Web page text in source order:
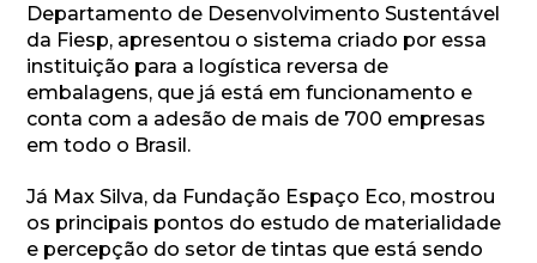
Departamento de Desenvolvimento Sustentável
da Fiesp, apresentou o sistema criado por essa
instituição para a logística reversa de
embalagens, que já está em funcionamento e
conta com a adesão de mais de 700 empresas
em todo o Brasil.
Já Max Silva, da Fundação Espaço Eco, mostrou
os principais pontos do estudo de materialidade
e percepção do setor de tintas que está sendo